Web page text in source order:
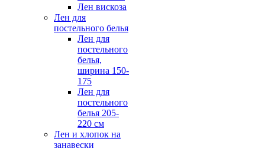
Лен вискоза
Лен для
постельного белья
Лен для
постельного
белья,
ширина 150-
175
Лен для
постельного
белья 205-
220 см
Лен и хлопок на
занавески